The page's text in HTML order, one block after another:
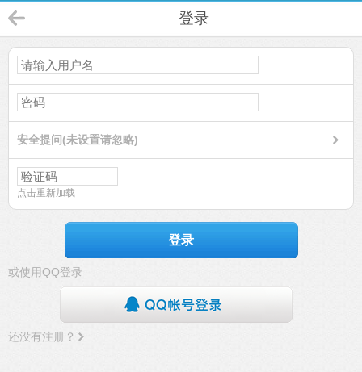
登录
安全提问(未设置请忽略)
点击重新加载
登录
或使用QQ登录
还没有注册？